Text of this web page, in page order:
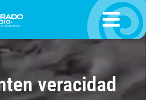
veracidad